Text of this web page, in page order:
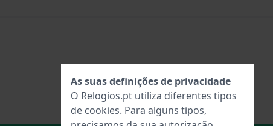
As suas definições de privacidade
O Relogios.pt utiliza diferentes tipos
de cookies. Para alguns tipos,